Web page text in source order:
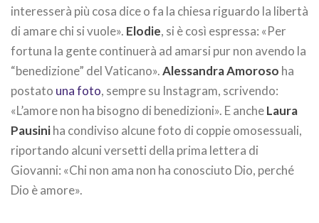
interesserà più cosa dice o fa la chiesa riguardo la libertà
di amare chi si vuole». Elodie, si è così espressa: «Per
fortuna la gente continuerà ad amarsi pur non avendo la
“benedizione” del Vaticano».Alessandra Amoroso ha
postato una foto, sempre su Instagram, scrivendo:
«L’amore non ha bisogno di benedizioni». E ancheLaura
Pausiniha condiviso alcune foto di coppie omosessuali,
riportando alcuni versetti della prima lettera di
Giovanni: «Chi non ama non ha conosciuto Dio, perché
Dio è amore».